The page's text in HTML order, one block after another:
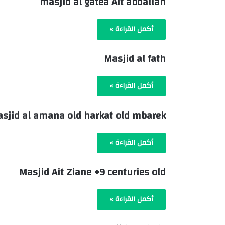
أكمل القراءة »
Masjid al fath
أكمل القراءة »
al amana old harkat old mbarek
أكمل القراءة »
Masjid Ait Ziane +9 centuries old
أكمل القراءة »